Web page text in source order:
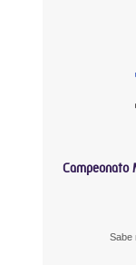
Campeonato
Sabe